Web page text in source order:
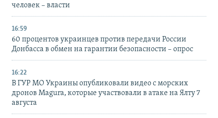
человек – власти
16:59
60 процентов украинцев против передачи России
Донбасса в обмен на гарантии безопасности – опрос
16:22
В ГУР МО Украины опубликовали видео с морских
дронов Magura, которые участвовали в атаке на Ялту 7
августа